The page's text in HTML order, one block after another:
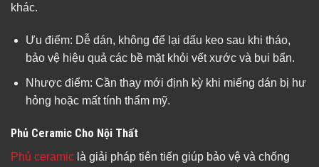
khác.
Ưu điểm: Dễ dán, không để lại dấu keo sau khi tháo,
bảo vệ hiệu quả các bề mặt khỏi vết xước và bụi bẩn.
Nhược điểm: Cần thay mới định kỳ khi miếng dán bị hư
hỏng hoặc mất tính thẩm mỹ.
Phủ Ceramic Cho Nội Thất
Phủ ceramic là giải pháp tiên tiến giúp bảo vệ và chống